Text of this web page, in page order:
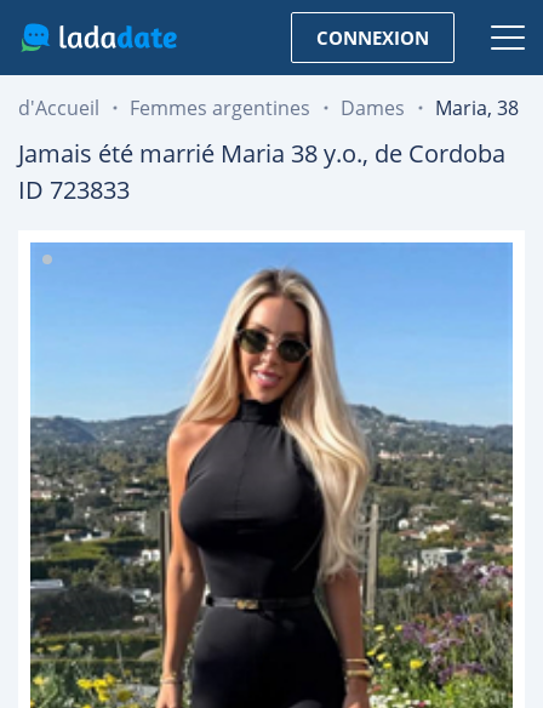
CONNEXION
d'Accueil Femmes argentines Dames Maria, 38
Jamais été marrié Maria 38y.o., de Cordoba
ID 723833